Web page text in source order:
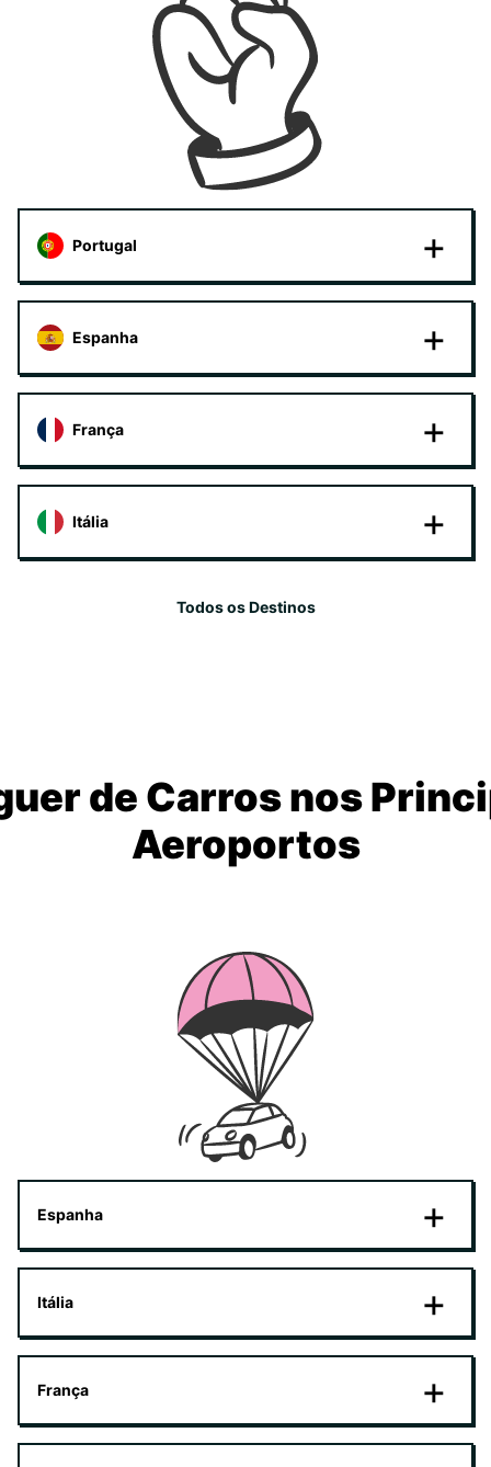
Portugal
Espanha
França
Itália
Todos os Destinos
de Carros nos
Aeroportos
Espanha
Itália
França